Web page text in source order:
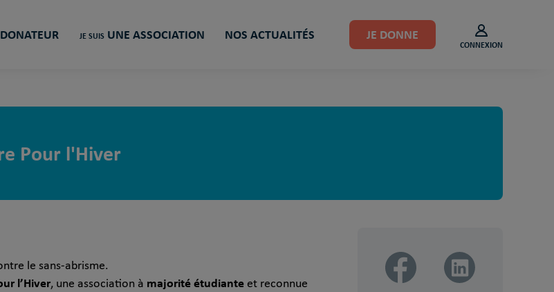
JE SUIS UNE ASSOCIATION NOS ACTUALITÉS JE DONNE
CONNEXION
Pour l'Hiver
le sans-abrisme.
l’Hiver, une association à majorité étudiante et reconnue